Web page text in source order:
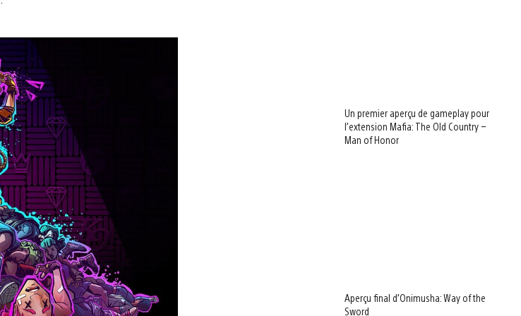
Un premier aperçu de gameplay pour
l’extension Mafia: The Old Country –
Man of Honor
Aperçu final d’Onimusha: Way of the
Sword